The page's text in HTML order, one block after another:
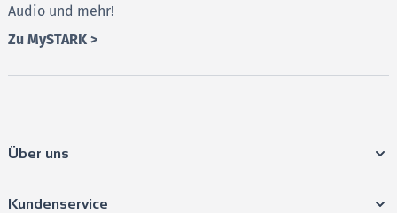
Audio und mehr!
Zu MySTARK >
Über uns
Kundenservice